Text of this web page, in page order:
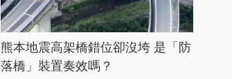
熊本地震高架橋錯位卻沒垮 是「防
落橋」裝置奏效嗎？